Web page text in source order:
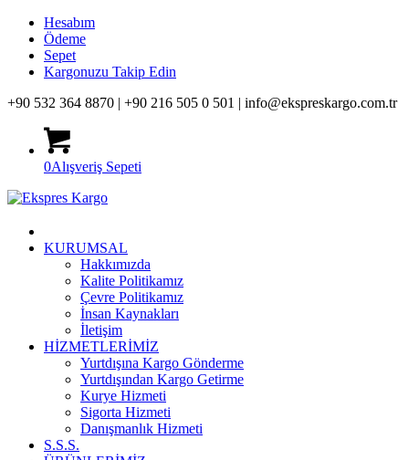
Hesabım
Ödeme
Sepet
Kargonuzu Takip Edin
+90 532 364 8870 | +90 216 505 0 501 | info@ekspreskargo.com.tr
0Alışveriş Sepeti
KURUMSAL
Hakkımızda
Kalite Politikamız
Çevre Politikamız
İnsan Kaynakları
İletişim
HİZMETLERİMİZ
Yurtdışına Kargo Gönderme
Yurtdışından Kargo Getirme
Kurye Hizmeti
Sigorta Hizmeti
Danışmanlık Hizmeti
S.S.S.